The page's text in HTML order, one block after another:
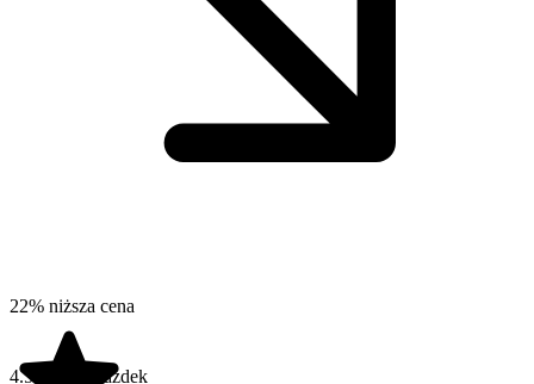
22% niższa cena
4.5 na 5 gwiazdek